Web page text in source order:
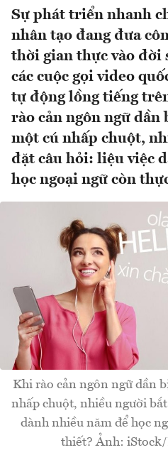
Sự phát triển nhanh
nhân tạo đang đưa
thời gian thực vào đời
các cuộc gọi video
tự động lồng tiếng
rào cản ngôn ngữ dần
một cú nhấp chuột,
đặt câu hỏi: liệu việc
học ngoại ngữ còn
Khi rào cản ngôn ngữ dần
nhấp chuột, nhiều người
dành nhiều năm để học
thiết? Ảnh: